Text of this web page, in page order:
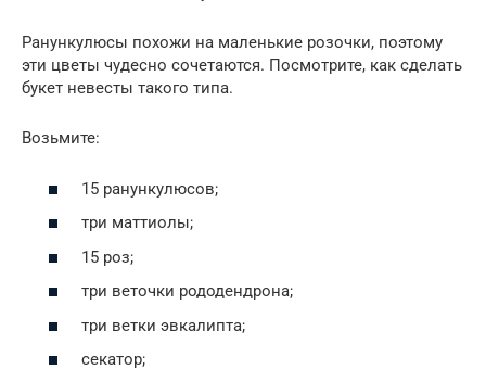
Ранункулюсы похожи на маленькие розочки, поэтому
эти цветы чудесно сочетаются. Посмотрите, как сделать
букет невесты такого типа.
Возьмите:
15 ранункулюсов;
три маттиолы;
15 роз;
три веточки рододендрона;
три ветки эвкалипта;
секатор;